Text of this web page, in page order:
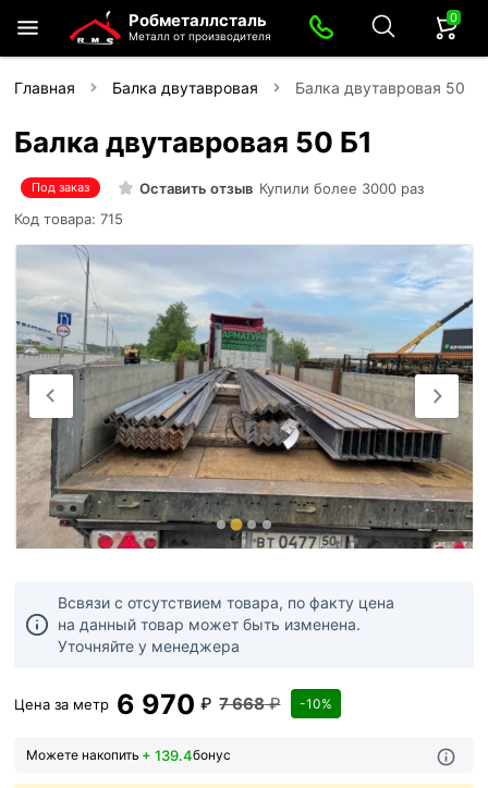
Робметаллсталь
Металл от производителя
0
Главная Балка двутавровая Балка двутавровая 50 Б1
Балка двутавровая 50 Б1
Под заказ Оставить отзыв Купили более 3000 раз
Код товара: 715
Всвязи с отсутствием товара, по факту цена
на данный товар может быть изменена.
Уточняйте у менеджера
Цена за метр 6 970 ₽ 7 668₽ -10%
Можете накопить + 139.4бонус